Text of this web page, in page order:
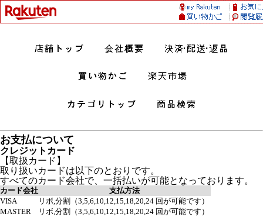
お支払について
クレジットカード
【取扱カード】
取り扱いカードは以下のとおりです。
すべてのカード会社で、一括払いが可能となっております。
カード会社
支払方法
VISA
リボ,分割（3,5,6,10,12,15,18,20,24 回が可能です）
MASTER
リボ,分割（3,5,6,10,12,15,18,20,24 回が可能です）